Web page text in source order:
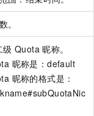
。
Quota 昵称。
昵称是：default
昵称的格式是：